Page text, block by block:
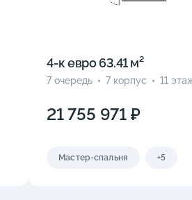
4-к eвро 63.41 м²
7 очередь 7 корпус 11
21 755 971 ₽
Мастер-спальня +5